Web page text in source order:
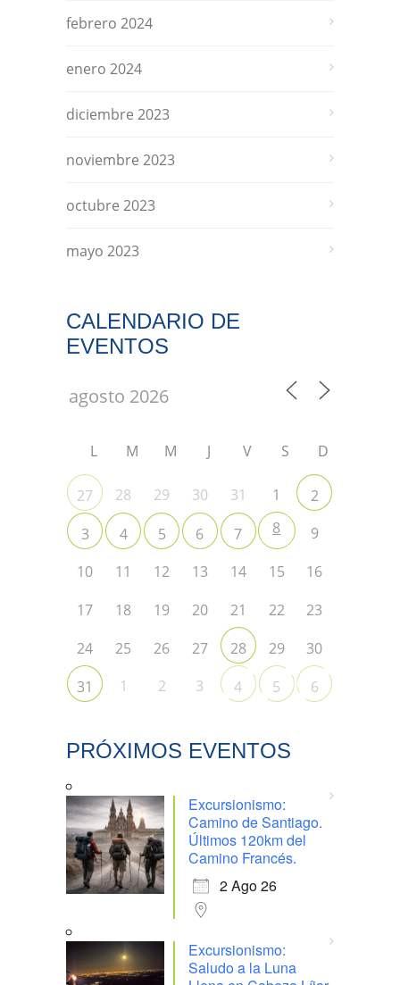
febrero 2024
enero 2024
diciembre 2023
noviembre 2023
octubre 2023
mayo 2023
CALENDARIO DE
EVENTOS
L M M J V S D
27 28 29 30 31 1
2
3
4 5 6 7 8
9
10
11 12 13 14 15
16
17
18 19 20 21 22
23
24
25 26 27 28 29
30
31
1 2 3 4 5 6
PRÓXIMOS EVENTOS
Excursionismo:
Camino de Santiago.
Últimos 120km del
Camino Francés.
2 Ago 26
Excursionismo:
Saludo a la Luna